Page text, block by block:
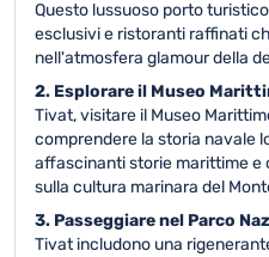
Questo lussuoso porto
esclusivi e ristoranti raffinati
nell'atmosfera glamour della
2. Esplorare il Museo
Tivat, visitare il Museo
comprendere la storia navale
affascinanti storie marittime e
sulla cultura marinara del
3. Passeggiare nel Parco
Tivat includono una